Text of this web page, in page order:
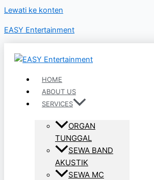
Lewati ke konten
EASY Entertainment
HOME
ABOUT US
SERVICES
ORGAN
TUNGGAL
SEWA BAND
AKUSTIK
SEWA MC